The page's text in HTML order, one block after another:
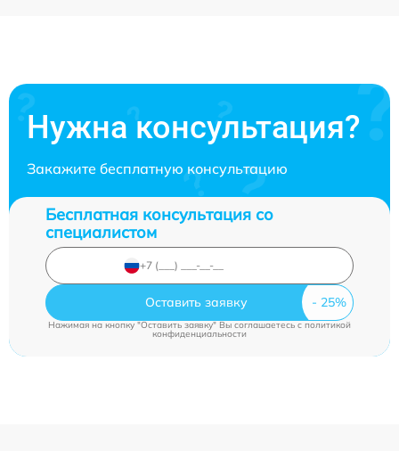
Нужна консультация?
Закажите бесплатную консультацию
Бесплатная консультация со
специалистом
Оставить заявку
Нажимая на кнопку "Оставить заявку" Вы соглашаетесь cполитикой
конфиденциальности